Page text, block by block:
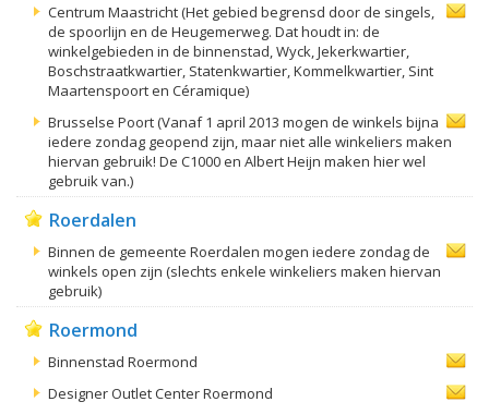
Centrum Maastricht (Het gebied begrensd door de singels,
de spoorlijn en de Heugemerweg. Dat houdt in: de
winkelgebieden in de binnenstad, Wyck, Jekerkwartier,
Boschstraatkwartier, Statenkwartier, Kommelkwartier, Sint
Maartenspoort en Céramique)
Brusselse Poort (Vanaf 1 april 2013 mogen de winkels bijna
iedere zondag geopend zijn, maar niet alle winkeliers maken
hiervan gebruik! De C1000 en Albert Heijn maken hier wel
gebruik van.)
Roerdalen
Binnen de gemeente Roerdalen mogen iedere zondag de
winkels open zijn (slechts enkele winkeliers maken hiervan
gebruik)
Roermond
Binnenstad Roermond
Designer Outlet Center Roermond